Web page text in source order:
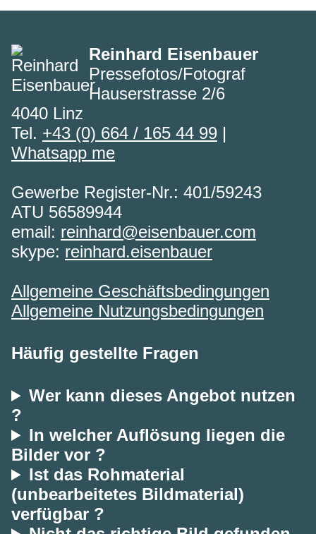
Reinhard Eisenbauer
Pressefotos/Fotograf
Hauserstrasse 2/6
4040 Linz
Tel. +43 (0) 664 / 165 44 99 |
Whatsapp me
Gewerbe Register-Nr.: 401/59243
ATU 56589944
email: reinhard@eisenbauer.com
skype: reinhard.eisenbauer
Allgemeine Geschäftsbedingungen
Allgemeine Nutzungsbedingungen
Häufig gestellte Fragen
Wer kann dieses Angebot nutzen
?
In welcher Auflösung liegen die
Bilder vor ?
Ist das Rohmaterial
(unbearbeitetes Bildmaterial)
verfügbar ?